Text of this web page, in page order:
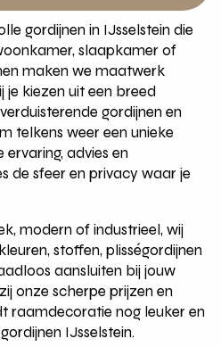
gordijnen in IJsselstein die
slaapkamer of
maken we maatwerk
je kiezen uit een breed
gordijnen en
telkens weer een unieke
advies en
de sfeer en privacy waar je
modern of industrieel, wij
stoffen, plisségordijnen
aansluiten bij jouw
onze scherpe prijzen en
raamdecoratie nog leuker en
IJsselstein.